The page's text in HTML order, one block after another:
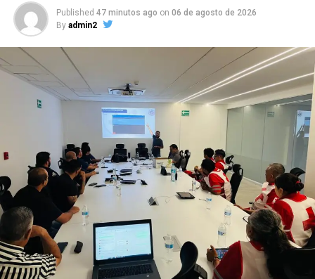
Published 47 minutos ago on 06 de agosto de 2026
By admin2